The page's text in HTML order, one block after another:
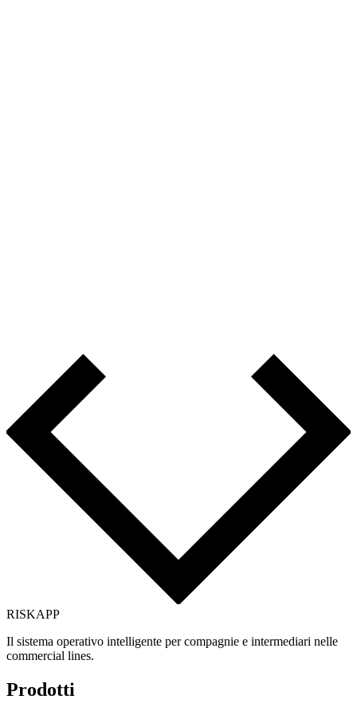
RISKAPP
Il sistema operativo intelligente per compagnie e intermediari nelle
commercial lines.
Prodotti